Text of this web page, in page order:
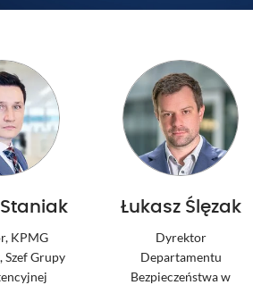
KPMG
Szef Grupy
Łukasz Ślęzak
Dyrektor
Departamentu
Bezpieczeństwa w